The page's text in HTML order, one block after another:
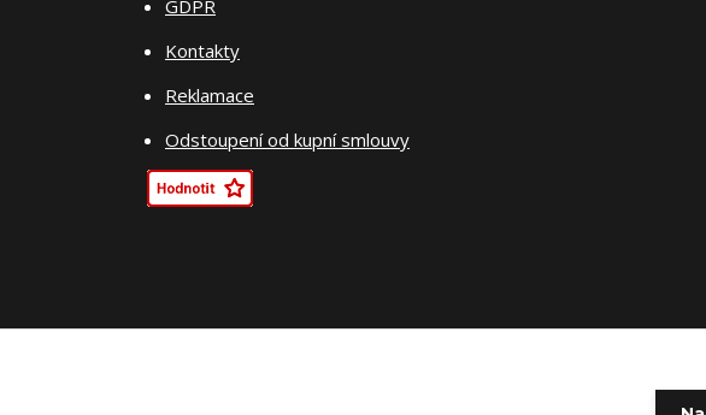
GDPR
Kontakty
Reklamace
Odstoupení od kupní smlouvy
Copyright